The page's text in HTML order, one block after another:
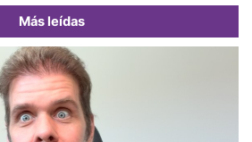
Más leídas